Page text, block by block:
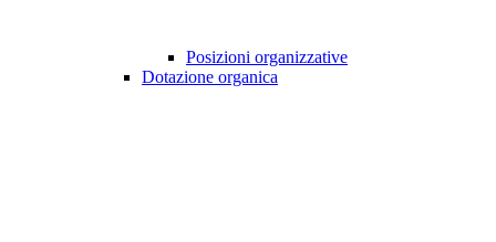
Posizioni organizzative
Dotazione organica